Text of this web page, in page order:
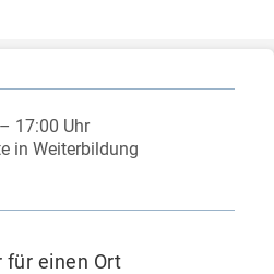
17:00 Uhr
in Weiterbildung
für einen Ort